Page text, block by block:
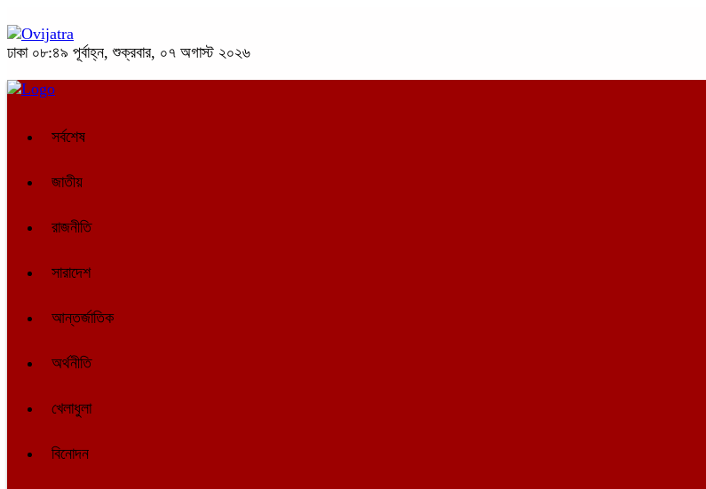
ঢাকা ০৮:৪৯ পূর্বাহ্ন, শুক্রবার, ০৭ অগাস্ট ২০২৬
সর্বশেষ
জাতীয়
রাজনীতি
সারাদেশ
আন্তর্জাতিক
অর্থনীতি
খেলাধুলা
বিনোদন